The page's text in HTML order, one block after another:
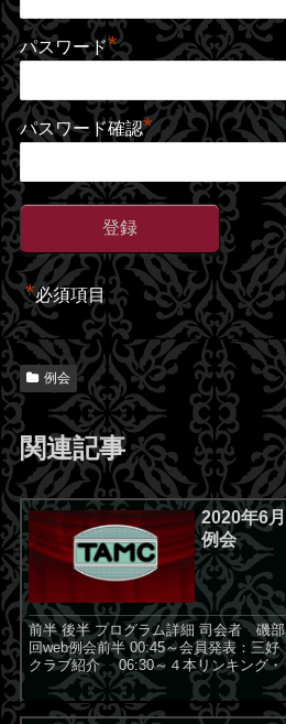
パスワード*
パスワード確認*
*必須項目
例会
関連記事
2020年6
例会
前半 後半 プログラム詳細 司会者 磯部
回web例会前半 00:45～会員発表：
クラブ紹介 06:30～４本リンキング
グ掛けの紹介 16:...